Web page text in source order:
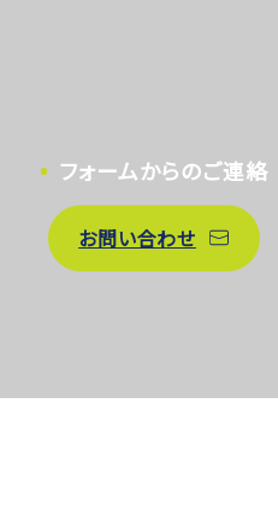
フォームからのご連絡
お問い合わせ